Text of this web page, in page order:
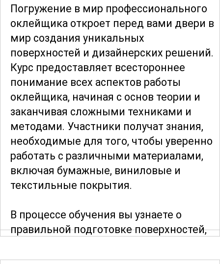
Погружение в мир профессионального
оклейщика откроет перед вами двери в
мир создания уникальных
поверхностей и дизайнерских решений.
Курс предоставляет всестороннее
понимание всех аспектов работы
оклейщика, начиная с основ теории и
заканчивая сложными техниками и
методами. Участники получат знания,
необходимые для того, чтобы уверенно
работать с различными материалами,
включая бумажные, виниловые и
текстильные покрытия.
В процессе обучения вы узнаете о
правильной подготовке поверхностей,
также о техниках нанесения и ухода за